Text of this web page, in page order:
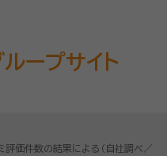
ープサイト
評価件数の結果による（自社調べ／